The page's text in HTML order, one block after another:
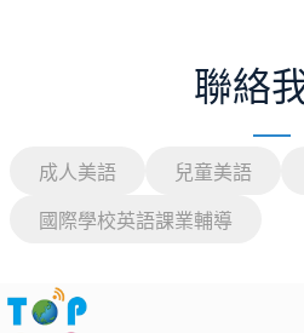
聯絡
成人美語 兒童美語
國際學校英語課業輔導